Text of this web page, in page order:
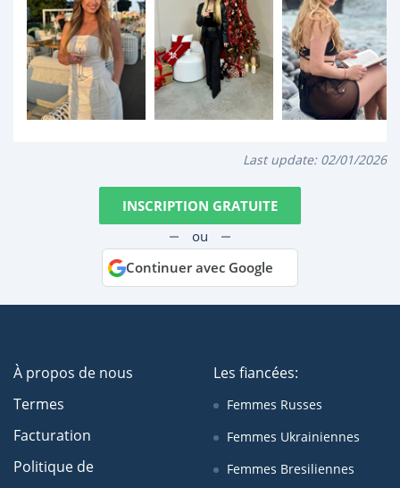
Last update: 02/01/2026
INSCRIPTION GRATUITE
ou
Continuer avec Google
À propos de nous
Termes
Facturation
Politique de
Les fiancées:
Femmes Russes
Femmes Ukrainiennes
Femmes Bresiliennes